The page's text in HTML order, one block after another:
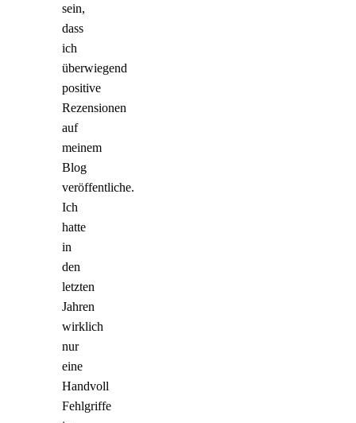
sein,
dass
ich
überwiegend
positive
Rezensionen
auf
meinem
Blog
veröffentliche.
Ich
hatte
in
den
letzten
Jahren
wirklich
nur
eine
Handvoll
Fehlgriffe